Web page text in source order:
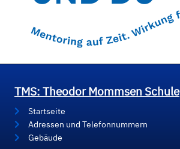
TMS: Theodor Mommsen Schule
Startseite
Adressen und Telefonnummern
Gebäude